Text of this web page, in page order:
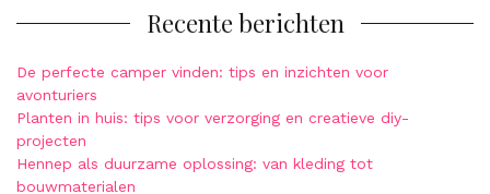
Recente berichten
De perfecte camper vinden: tips en inzichten voor
avonturiers
Planten in huis: tips voor verzorging en creatieve diy-
projecten
Hennep als duurzame oplossing: van kleding tot
bouwmaterialen